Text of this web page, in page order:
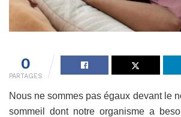
0
PARTAGES
Nous ne sommes pas égaux devant le
sommeil dont notre organisme a